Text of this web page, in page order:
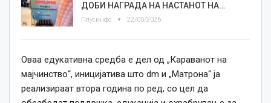
ДОБИ НАГРАДА НА НАСТАНОТ НА…
Плусинфо 22/05/2026
Оваа едукативна средба е дел од „Караванот на
мајчинство“, иницијатива што dm и „Матрона“ ја
реализираат втора година по ред, со цел да